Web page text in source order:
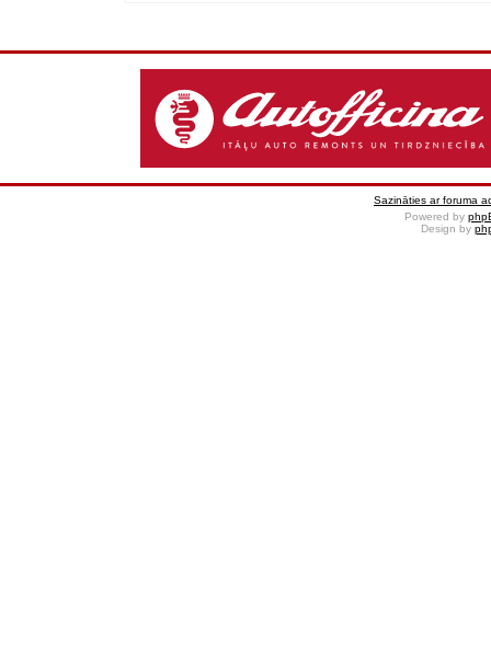
Sazināties ar foruma
Powered by
Design by